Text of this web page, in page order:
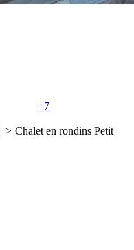
+7
Chalet en rondins Petit